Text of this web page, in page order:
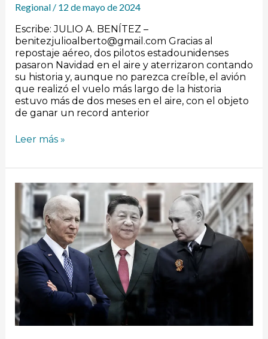
Regional / 12 de mayo de 2024
Escribe: JULIO A. BENÍTEZ –
benitezjulioalberto@gmail.com Gracias al
repostaje aéreo, dos pilotos estadounidenses
pasaron Navidad en el aire y aterrizaron contando
su historia y, aunque no parezca creíble, el avión
que realizó el vuelo más largo de la historia
estuvo más de dos meses en el aire, con el objeto
de ganar un record anterior
Leer más »
Dando
vuelta
al
mundo:
aguas
agitadas
en
la
política
global